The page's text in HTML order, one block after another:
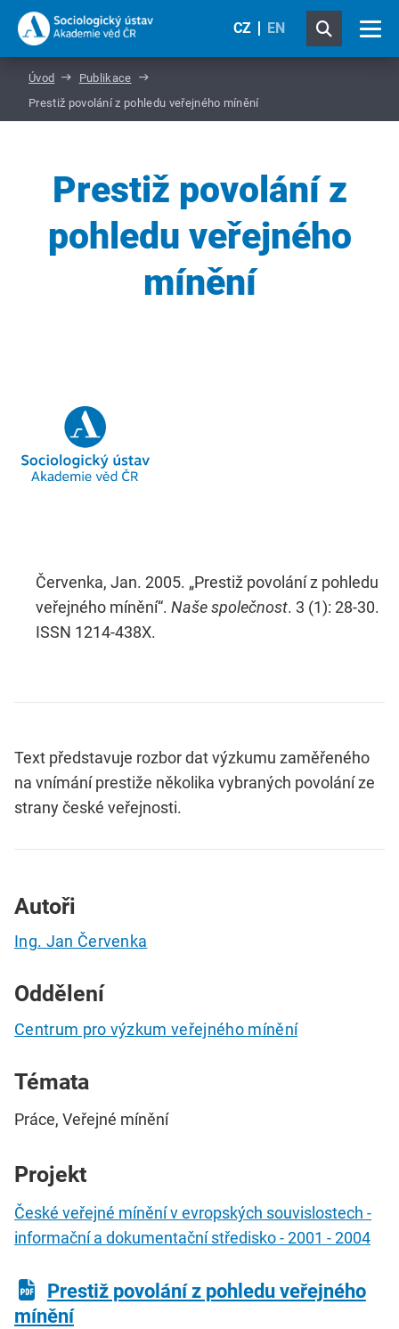
CZ EN
Úvod
Publikace
Prestiž povolání z pohledu veřejného mínění
Prestiž povolání z
pohledu veřejného
mínění
Červenka, Jan. 2005. „Prestiž povolání z pohledu
veřejného mínění“. Naše společnost. 3 (1): 28-30.
ISSN 1214-438X.
Text představuje rozbor dat výzkumu zaměřeného
na vnímání prestiže několika vybraných povolání ze
strany české veřejnosti.
Autoři
Ing. Jan Červenka
Oddělení
Centrum pro výzkum veřejného mínění
Témata
Práce, Veřejné mínění
Projekt
České veřejné mínění v evropských souvislostech -
informační a dokumentační středisko - 2001 - 2004
Prestiž povolání z pohledu veřejného
mínění